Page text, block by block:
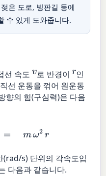
은 도로, 빙판길 등에
수 있게 도와줍니다.
선 속도v로 반경이 r인
선 운동을 꺾어 원운동
향의 힘(구심력)은 다음
s) 단위의 각속도입
다음과 같습니다.